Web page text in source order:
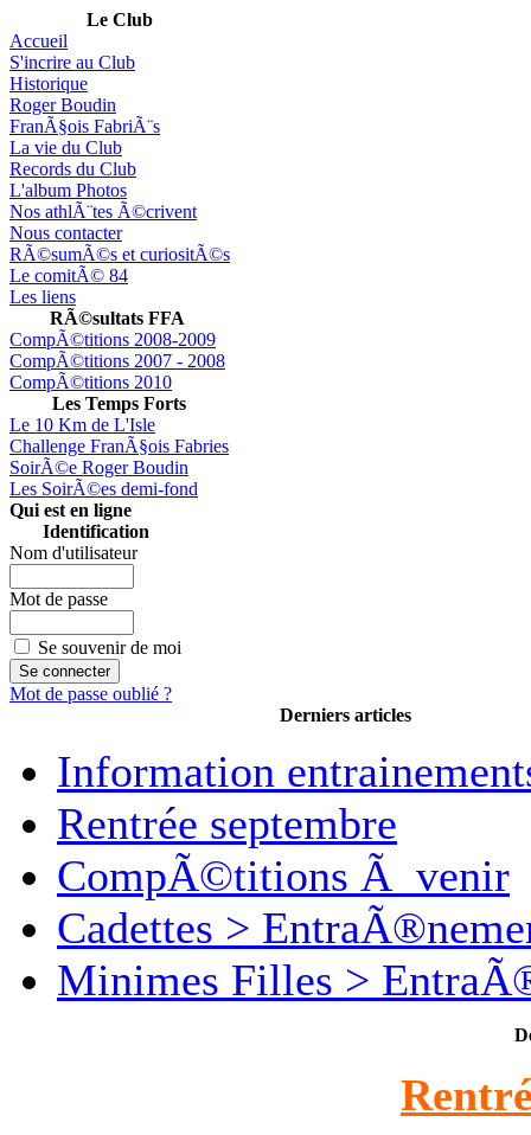
Le Club
Accueil
S'incrire au Club
Historique
Roger Boudin
FranÃ§ois FabriÃ¨s
La vie du Club
Records du Club
L'album Photos
Nos athlÃ¨tes Ã©crivent
Nous contacter
RÃ©sumÃ©s et curiositÃ©s
Le comitÃ© 84
Les liens
RÃ©sultats FFA
CompÃ©titions 2008-2009
CompÃ©titions 2007 - 2008
CompÃ©titions 2010
Les Temps Forts
Le 10 Km de L'Isle
Challenge FranÃ§ois Fabries
SoirÃ©e Roger Boudin
Les SoirÃ©es demi-fond
Qui est en ligne
Identification
Nom d'utilisateur
Mot de passe
Se souvenir de moi
Mot de passe oublié ?
Derniers articles
Information
Rentrée septembre
CompÃ©titions Ã venir
Cadettes >
Minimes Filles >